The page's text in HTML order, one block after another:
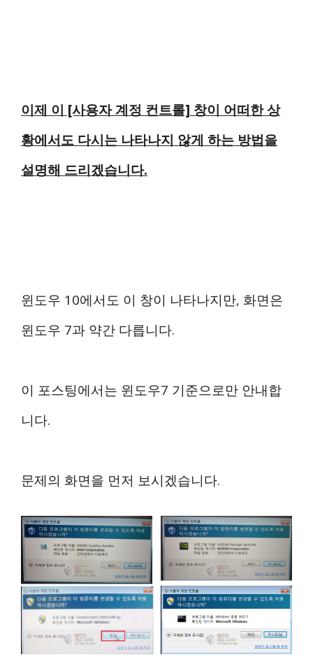
이제 이 [사용자 계정 컨트롤] 창이 어떠한 상
황에서도 다시는 나타나지 않게 하는 방법을
설명해 드리겠습니다.
윈도우 10에서도 이 창이 나타나지만, 화면은
윈도우 7과 약간 다릅니다.
이 포스팅에서는 윈도우7 기준으로만 안내합
니다.
문제의 화면을 먼저 보시겠습니다.